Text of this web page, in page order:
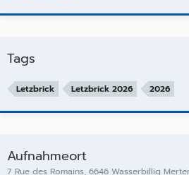
Tags
Letzbrick Letzbrick 2026 2026
Aufnahmeort
7 Rue des Romains, 6646 Wasserbillig